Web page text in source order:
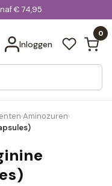
€ 74,95
Inloggen
0
Bekijk alle resultaten
›Aminozuren›